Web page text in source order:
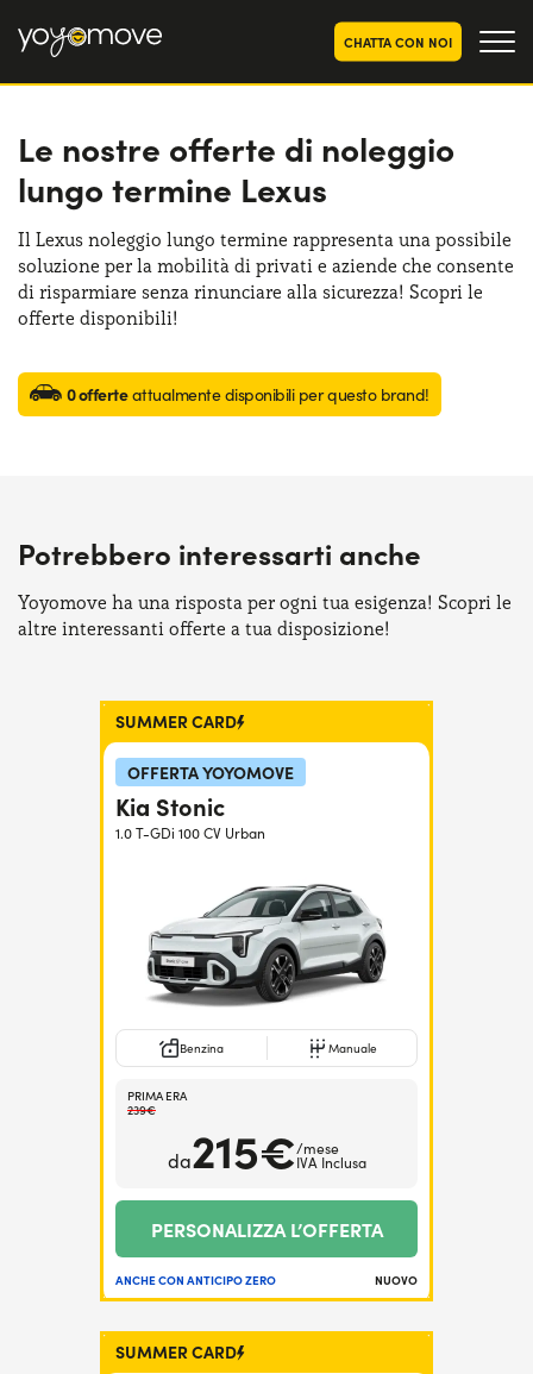
CHATTA CON NOI
OFFERTE NOLEGGIO
LUNGO TERMINE
Privati
Aziende e P.IVA
OFFERTE NOLEGGIO
AUTO USATE
CHI SIAMO
La nostra storia
COME FUNZIONA
PERCHÉ CONVIENE
Serve assistenza? 800595799
Le nostre offerte di noleggio
lungo termine Lexus
Il Lexus noleggio lungo termine rappresenta una possibile
soluzione per la mobilità di privati e aziende che consente
di risparmiare senza rinunciare alla sicurezza! Scopri le
offerte disponibili!
0 offerteattualmente disponibili per questo brand!
Potrebbero interessarti anche
Yoyomove ha una risposta per ogni tua esigenza! Scopri le
altre interessanti offerte a tua disposizione!
SUMMER CARD
OFFERTA YOYOMOVE
Kia Stonic
1.0 T-GDi 100 CV Urban
Benzina Manuale
PRIMA ERA
239€
da215€/mese
IVA Inclusa
PERSONALIZZA L’OFFERTA
ANCHE CON ANTICIPO ZERO NUOVO
SUMMER CARD